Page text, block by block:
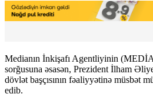
Medianın İnkişafı Agentliyinin
sorğusuna əsasən, Prezident İlham
dövlət başçısının fəaliyyətinə müsbət
edib.